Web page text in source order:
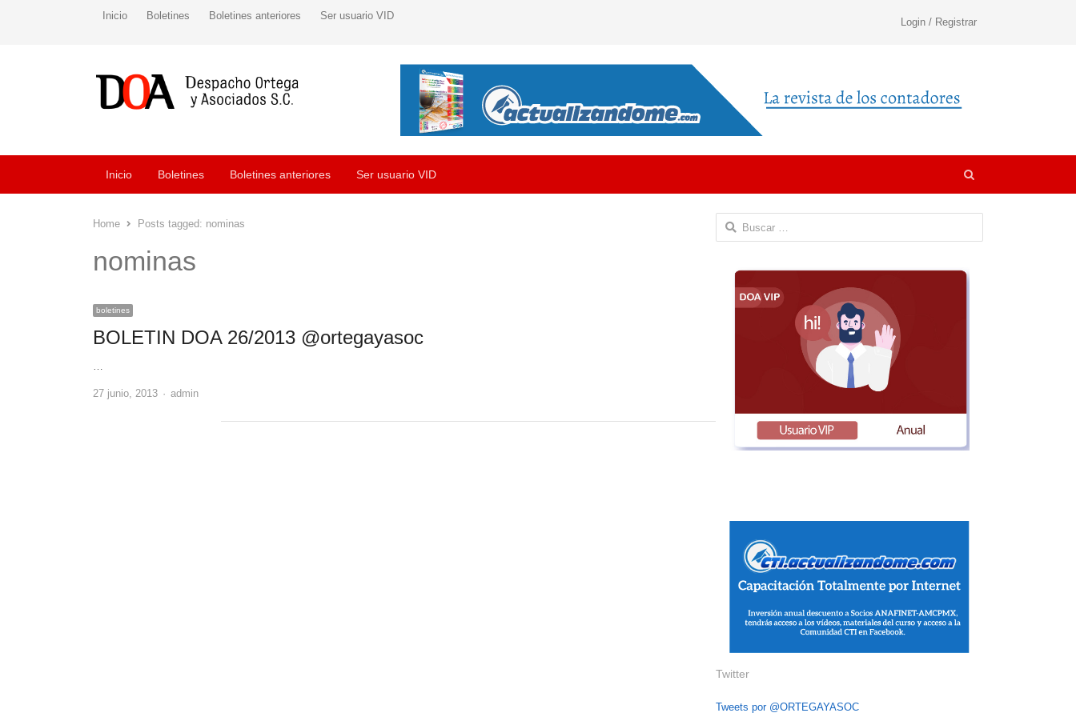
Inicio Boletines Boletines anteriores Ser usuario VID
Login / Registrar
Inicio Boletines Boletines anteriores Ser usuario VID
Home
Posts tagged: nominas
nominas
boletines
BOLETIN DOA 26/2013 @ortegayasoc
…
27 junio, 2013 Author
admin
Buscar:
Twitter
Tweets por @ORTEGAYASOC